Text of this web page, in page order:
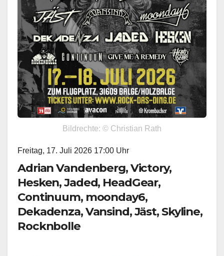
Bildrechte: © Christian Rath
Freitag, 17. Juli 2026 17:00 Uhr
Adrian Vandenberg, Victory,
Hesken, Jaded, HeadGear,
Continuum, moonday6,
Dekadenza, Vansind, Jäst, Skyline,
Rocknbolle